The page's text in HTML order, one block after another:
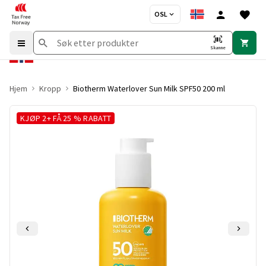
OSL
Skanne
Hjem Kropp Biotherm Waterlover Sun Milk SPF50 200 ml
KJØP 2+ FÅ 25 % RABATT